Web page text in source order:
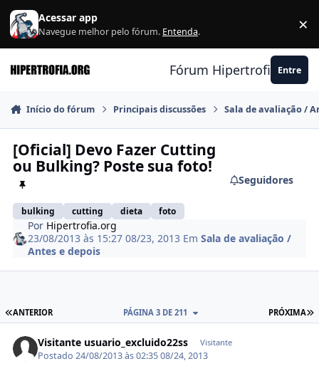
Ir para conteúdo
Acessar app
Navegue melhor pelo fórum. Entenda. ×
Fórum Hipertrofia.org
Entre
Início do fórum Principais discussões Sala de avaliação /
[Oficial] Devo Fazer Cutting
ou Bulking? Poste sua foto!
bulking cutting dieta foto
Seguidores
Por Hipertrofia.org
23/08/2013 às 15:2708/23, 2013 EmSala de avaliação /
Antes e depois
PRIMEIRA PÁGINA
ANTERIOR PRÓXIMA
PÁGINA 3 DE 211
Visitante usuario_excluido22ss Visitante
Postado24/08/2013 às 02:3508/24, 2013